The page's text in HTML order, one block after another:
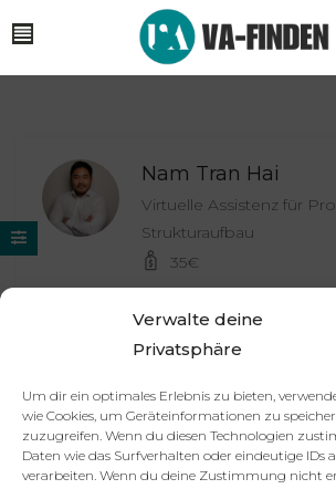
Verwalte deine
Privatsphäre
Um dir ein optimales Erlebnis zu bieten,
wie Cookies, um Geräteinformationen zu
zuzugreifen. Wenn du diesen Technologien
Daten wie das Surfverhalten oder eindeutige IDs
verarbeiten. Wenn du deine Zustimmung nicht
Nam Tran Hai
Virtuelle Assistenz für
Strukturaufbau
35€
Nam
28€